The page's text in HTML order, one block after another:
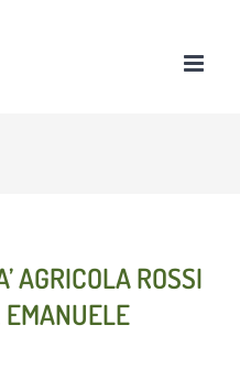
AGRICOLA ROSSI
EMANUELE